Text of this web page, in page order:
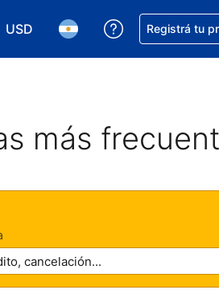
USD
Elegir la moneda. Tu moneda
Elegir el idioma. El
Conseguí
Registrá tu
más